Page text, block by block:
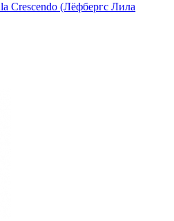
Crescendo (Лёфбергс Лила